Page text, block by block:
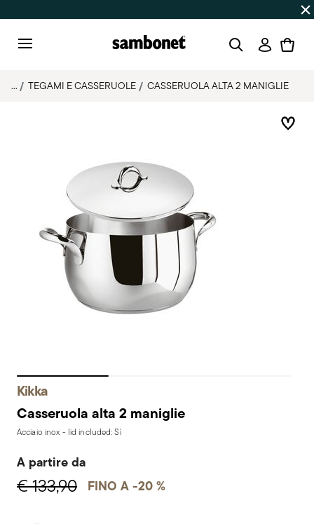
Fino al -50% | Ordini dal 7 al 16 agosto:
Accedi
... TEGAMI E CASSERUOLE CASSERUOLA ALTA 2 MANIGLIE
Kikka
Casseruola alta 2 maniglie
Acciaio inox - lid included: Sì
A partire da
€ 133,90 FINO A -20 %